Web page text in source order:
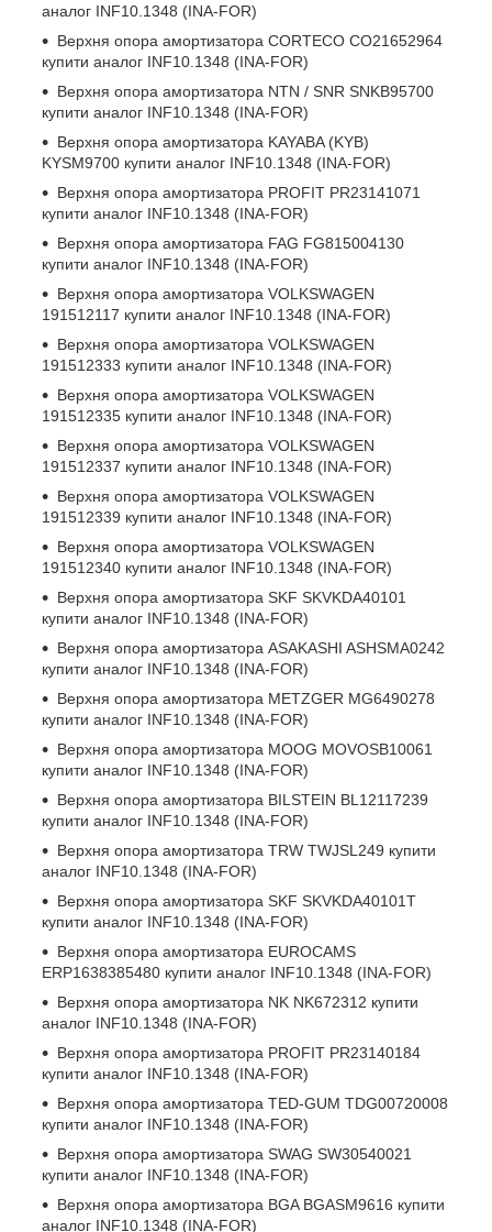
аналог INF10.1348 (INA-FOR)
Верхня опора амортизатора CORTECO CO21652964
купити аналог INF10.1348 (INA-FOR)
Верхня опора амортизатора NTN / SNR SNKB95700
купити аналог INF10.1348 (INA-FOR)
Верхня опора амортизатора KAYABA (KYB)
KYSM9700 купити аналог INF10.1348 (INA-FOR)
Верхня опора амортизатора PROFIT PR23141071
купити аналог INF10.1348 (INA-FOR)
Верхня опора амортизатора FAG FG815004130
купити аналог INF10.1348 (INA-FOR)
Верхня опора амортизатора VOLKSWAGEN
191512117 купити аналог INF10.1348 (INA-FOR)
Верхня опора амортизатора VOLKSWAGEN
191512333 купити аналог INF10.1348 (INA-FOR)
Верхня опора амортизатора VOLKSWAGEN
191512335 купити аналог INF10.1348 (INA-FOR)
Верхня опора амортизатора VOLKSWAGEN
191512337 купити аналог INF10.1348 (INA-FOR)
Верхня опора амортизатора VOLKSWAGEN
191512339 купити аналог INF10.1348 (INA-FOR)
Верхня опора амортизатора VOLKSWAGEN
191512340 купити аналог INF10.1348 (INA-FOR)
Верхня опора амортизатора SKF SKVKDA40101
купити аналог INF10.1348 (INA-FOR)
Верхня опора амортизатора ASAKASHI ASHSMA0242
купити аналог INF10.1348 (INA-FOR)
Верхня опора амортизатора METZGER MG6490278
купити аналог INF10.1348 (INA-FOR)
Верхня опора амортизатора MOOG MOVOSB10061
купити аналог INF10.1348 (INA-FOR)
Верхня опора амортизатора BILSTEIN BL12117239
купити аналог INF10.1348 (INA-FOR)
Верхня опора амортизатора TRW TWJSL249 купити
аналог INF10.1348 (INA-FOR)
Верхня опора амортизатора SKF SKVKDA40101T
купити аналог INF10.1348 (INA-FOR)
Верхня опора амортизатора EUROCAMS
ERP1638385480 купити аналог INF10.1348 (INA-FOR)
Верхня опора амортизатора NK NK672312 купити
аналог INF10.1348 (INA-FOR)
Верхня опора амортизатора PROFIT PR23140184
купити аналог INF10.1348 (INA-FOR)
Верхня опора амортизатора TED-GUM TDG00720008
купити аналог INF10.1348 (INA-FOR)
Верхня опора амортизатора SWAG SW30540021
купити аналог INF10.1348 (INA-FOR)
Верхня опора амортизатора BGA BGASM9616 купити
аналог INF10.1348 (INA-FOR)